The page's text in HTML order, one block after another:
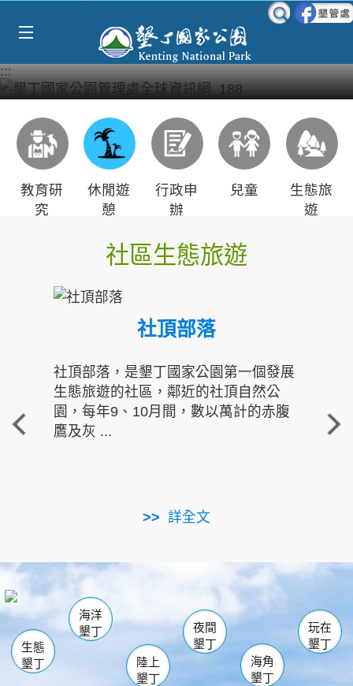
:::
教育研
究
休閒遊
憩
行政申
辦
兒童
生態旅
遊
社區生態旅遊
社頂部落
社頂部落，是墾丁國家公園第一個發展
生態旅遊的社區，鄰近的社頂自然公
園，每年9、10月間，數以萬計的赤腹
鷹及灰 ...
詳全文
重
走進
南仁湖
海生館
恆春 佳樂水
龍鑾潭自然中心 森林遊樂區
瓊麻館
關山 墾管處遊客中心
社頂公園 風吹沙
船帆石
白砂 龍磐公園
香蕉灣
砂島
鵝鑾鼻
生態
墾丁
海洋
墾丁
陸上
墾丁
夜間
墾丁
海角
墾丁
玩在
墾丁